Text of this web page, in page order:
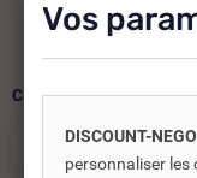
Catégories :
POÊLE À BOIS
Vos
DISCOUNT-
personnaliser les